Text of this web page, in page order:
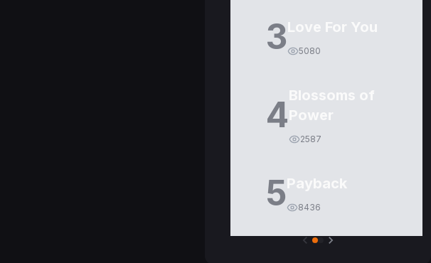
3Love For You
5080
4Blossoms of
Power
2587
5Payback
8436